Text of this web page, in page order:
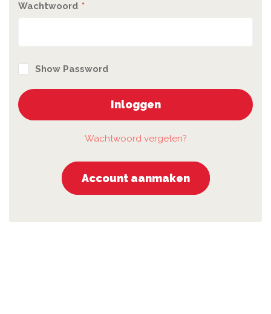
Wachtwoord
Show Password
Inloggen
Wachtwoord vergeten?
Account aanmaken